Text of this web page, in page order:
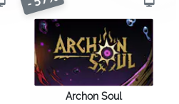
Archon Soul